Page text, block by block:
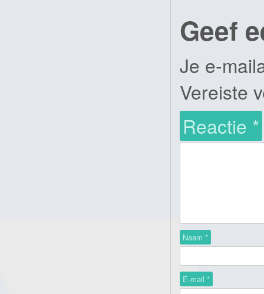
Geef
Je e-
Vereiste
Reactie *
Naam *
E-mail *